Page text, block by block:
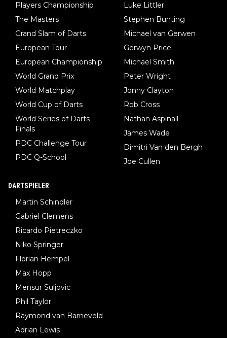
Players Championship
The Masters
Grand Slam of Darts
European Tour
European Championship
World Grand Prix
World Matchplay
World Cup of Darts
World Series of Darts
Finals
PDC Challenge Tour
PDC Q-School
Luke Littler
Stephen Bunting
Michael van Gerwen
Gerwyn Price
Michael Smith
Peter Wright
Jonny Clayton
Rob Cross
Nathan Aspinall
James Wade
Dimitri Van den Bergh
Joe Cullen
DARTSPIELER
Martin Schindler
Gabriel Clemens
Ricardo Pietreczko
Niko Springer
Florian Hempel
Max Hopp
Mensur Suljovic
Phil Taylor
Raymond van Barneveld
Adrian Lewis